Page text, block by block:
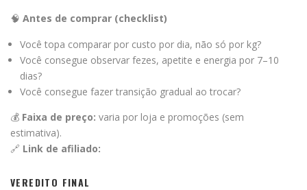
🧠 Antes de comprar (checklist)
Você topa comparar por custo por dia, não só por kg?
Você consegue observar fezes, apetite e energia por 7–10
dias?
Você consegue fazer transição gradual ao trocar?
💰 Faixa de preço: varia por loja e promoções (sem
estimativa).
🔗 Link de afiliado:
VEREDITO FINAL